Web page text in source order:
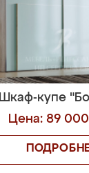
Шкаф-купе
Цена: 89